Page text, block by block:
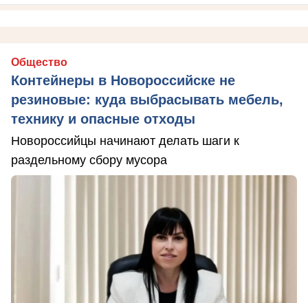
Общество
Контейнеры в Новороссийске не
резиновые: куда выбрасывать мебель,
технику и опасные отходы
Новороссийцы начинают делать шаги к
раздельному сбору мусора